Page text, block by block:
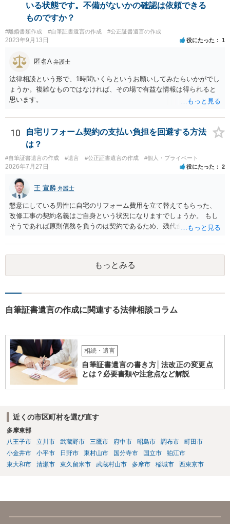
いる状態です。不備がないかの確認は依頼できる
ものですか？
#離婚書類作成 #自筆証書遺言の作成 #公正証書遺言の作成
2023年9月13日 役にたった 1
匿名A 弁護士
法律相談という形で、1時間いくらというお願いしてみたらいかがでし
ょうか。複雑なものではなければ、その場で有益な情報は得られると
思います。
10
自宅リフォーム契約の支払い負担を回避する方法
は？
#自筆証書遺言の作成 #遺言 #公正証書遺言の作成 #個人・プライベート
2026年7月27日 役にたった 2
王 宣麟 弁護士
懇意にしている男性に自宅のリフォーム費用を立て替えてもらった、
改修工事の契約名義はご自身という状況になりますでしょうか。 もし
そうであれば原則債務を負うのは契約であるため、残代金を捻出して
ます。 入籍した場合でも、原則契約者が単独で全ての債務を負うこと
には変わりがありません。 なかなか対応に難しい案件であり、公開の
場でアドバイスを行うのも限界があるように思われますので、資料等
を持参のうえ個別に弁護士に相談されることをお勧めします。
もっとみる
自筆証書遺言の作成に関連する法律相談コラム
相続・遺言
自筆証書遺言の書き方│法改正の変更点
とは？必要書類や注意点など解説
近くの市区町村を選び直す
多摩東部
八王子市
立川市 武蔵野市 三鷹市 府中市 昭島市 調布市
町田市
小金井市
小平市 日野市 東村山市 国分寺市 国立市
狛江市
東大和市
清瀬市 東久留米市 武蔵村山市 多摩市 稲城市 西東京市